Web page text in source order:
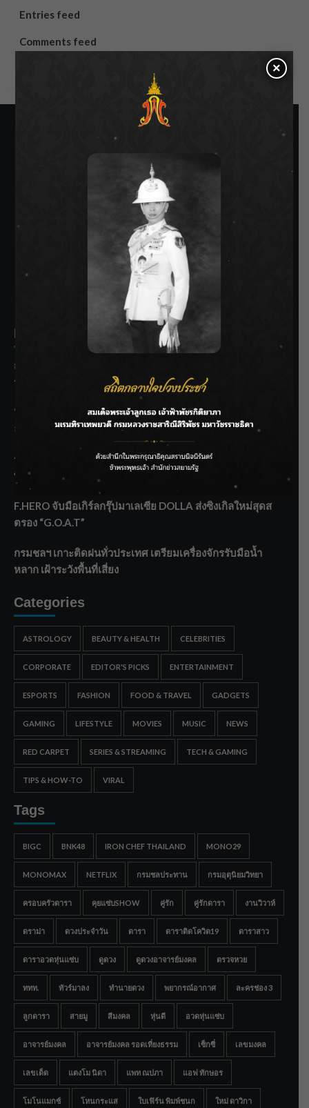
Entries feed
Comments feed
SIAMRATH VARIETY
THE BEST ENTERTAINMENT
Recent Posts
กรมชลฯ รับฟังประชาชน ติดตามแก้ปัญหาโครงการประตู
ระบายน้ำศรีสองรักฯ
‘แมน การิน’ แชร์ความเชื่อชวนคิด! “อยากกินอะไรหลังจาก
ลาโลกนี้ ให้ใส่บาตรสิ่งนั้นไว้ตอนยังมีชีวิต”
ราชเลขานุการในพระองค์ฯ ติดตามโครงการหุบกะพง–ห้วย
ทรายใต้ เสริมความมั่นคงน้ำเพชรบุรี
F.HERO จับมือเกิร์ลกรุ๊ปมาเลเซีย DOLLA ส่งซิงเกิลใหม่สุดส
ตรอง “G.O.A.T”
กรมชลฯ เกาะติดฝนทั่วประเทศ เตรียมเครื่องจักรรับมือน้ำ
หลาก เฝ้าระวังพื้นที่เสี่ยง
Categories
ASTROLOGY BEAUTY & HEALTH CELEBRITIES
CORPORATE EDITOR'S PICKS ENTERTAINMENT
ESPORTS FASHION FOOD & TRAVEL GADGETS
GAMING LIFESTYLE MOVIES MUSIC NEWS
RED CARPET SERIES & STREAMING TECH & GAMING
TIPS & HOW-TO VIRAL
Tags
BIGC BNK48 IRON CHEF THAILAND MONO29
MONOMAX NETFLIX กรมชลประทาน กรมอุตุนิยมวิทยา
ครอบครัวดารา คุยแซ่บSHOW คู่รัก คู่รักดารา งานวิวาห์
ดราม่า ดวงประจำวัน ดารา ดาราติดโควิด19 ดาราสาว
ดาราอวดหุ่นแซ่บ ดูดวง ดูดวงอาจารย์มงคล ตรวจหวย
ททท. ทัวร์มาลง ทำนายดวง พยากรณ์อากาศ ละครช่อง 3
ลูกดารา สายมู สีมงคล หุ่นดี อวดหุ่นแซ่บ
อาจารย์มงคล อาจารย์มงคล รอดเที่ยงธรรม เซ็กซี่ เลขมงคล
เลขเด็ด แตงโม นิดา แพท ณปภา แอฟ ทักษอร
โมโนแมกซ์ โหนกระแส ใบเฟิร์น พิมพ์ชนก ใหม่ ดาวิกา
×